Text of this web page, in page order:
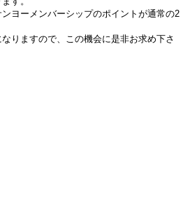
ヨーメンバーシップのポイントが通常の2
りますので、この機会に是非お求め下さ